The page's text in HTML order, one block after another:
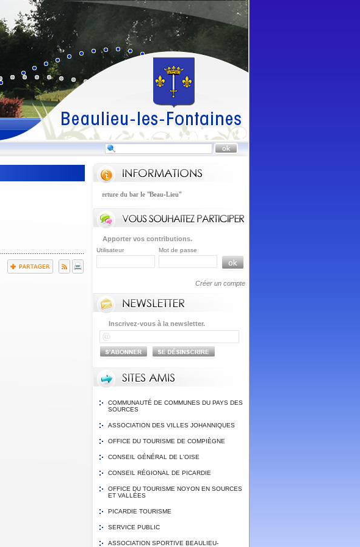
ci-joint les horaires et jours d'ouverture du bar le "Beau-Lieu"
Apporter vos contributions.
Utilisateur Mot de passe
Créer un compte
Inscrivez-vous à la newsletter.
COMMUNAUTÉ DE COMMUNES DU PAYS DES
SOURCES
ASSOCIATION DES VILLES JOHANNIQUES
OFFICE DU TOURISME DE COMPIÈGNE
CONSEIL GÉNÉRAL DE L'OISE
CONSEIL RÉGIONAL DE PICARDIE
OFFICE DU TOURISME NOYON EN SOURCES
ET VALLÉES
PICARDIE TOURISME
SERVICE PUBLIC
ASSOCIATION SPORTIVE BEAULIEU-